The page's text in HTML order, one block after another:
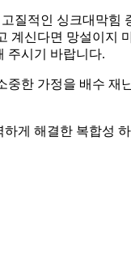
질적인 싱크대막힘
계신다면 망설이지
주시기 바랍니다.
중한 가정을 배수 재
게 해결한 복합성